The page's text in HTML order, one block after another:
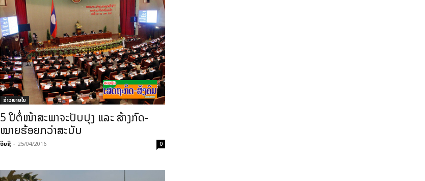
ຂ່າວພາຍ​ໃນ
5 ປີ​ຕໍ່­ໜ້າ​ສະ­ພາ​ຈະ​ປັບ­ປຸງ ແລະ ​ສ້າງກົດ­
ໝາຍ​ຮ້ອຍ​ກວ່າ​ສະ­ບັບ
ອິນຊີ - 25/04/2016 0